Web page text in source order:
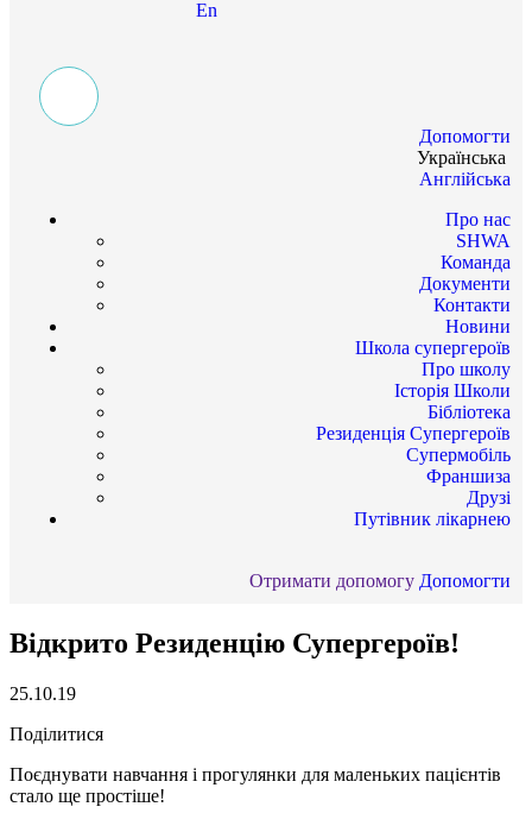
En
Допомогти
Українська
Англійська
Про нас
SHWA
Команда
Документи
Контакти
Новини
Школа супергероїв
Про школу
Історія Школи
Бібліотека
Резиденція Супергероїв
Супермобіль
Франшиза
Друзі
Путівник лікарнею
Отримати допомогу Допомогти
Відкрито Резиденцію Супергероїв!
25.10.19
Поділитися
Поєднувати навчання і прогулянки для маленьких пацієнтів
стало ще простіше!